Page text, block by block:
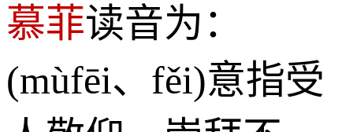
慕菲读音为：
(mùfēi、fěi)意指受